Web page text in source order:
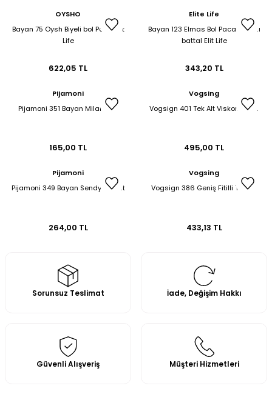
& Büstiyer TakımOYSHO
Bayan 75 Oysh Biyeli bol Paca Elit
Life
622,05 TL
Elite Life
Bayan 123 Elmas Bol Paca Çimalı
battal Elit Life
343,20 TL
Pijamoni
Pijamoni 351 Bayan Milan Şort
165,00 TL
Vogsing
Vogsign 401 Tek Alt Viskon Cepli
495,00 TL
Pijamoni
Pijamoni 349 Bayan Sendy Tek Alt
264,00 TL
Vogsing
Vogsign 386 Geniş Fitilli Tek Alt
433,13 TL
Sorunsuz Teslimat İade, Değişim Hakkı
Güvenli Alışveriş Müşteri Hizmetleri